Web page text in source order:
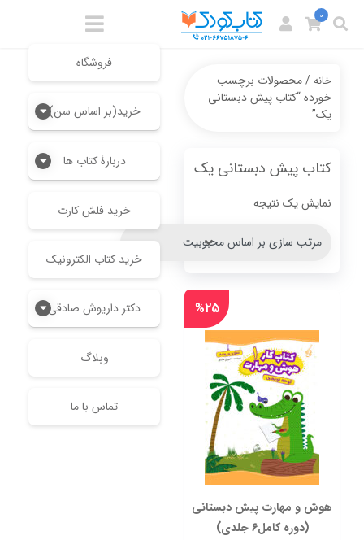
فروشگاه
خرید(بر اساس سن)
دربارۀ کتاب ها
خرید فلش کارت
خرید کتاب الکترونیک
دکتر داریوش صادقی
وبلاگ
تماس با ما
0
خانه/ محصولات برچسب
خورده “کتاب پیش دبستانی
یک”
کتاب پیش دبستانی یک
نمایش یک نتیجه
هوش و مهارت پیش دبستانی
(دوره کامل6 جلدی)
%۲۵